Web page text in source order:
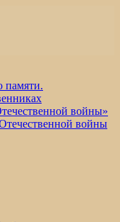
памяти.
войны»
войны